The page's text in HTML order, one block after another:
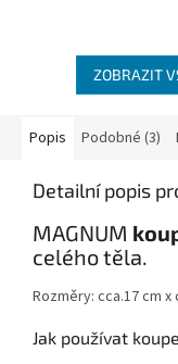
ZOBRAZIT
Popis Podobné (3)
Detailní popis
MAGNUM
celého těla.
Rozměry: cca.17 cm x
Jak používat